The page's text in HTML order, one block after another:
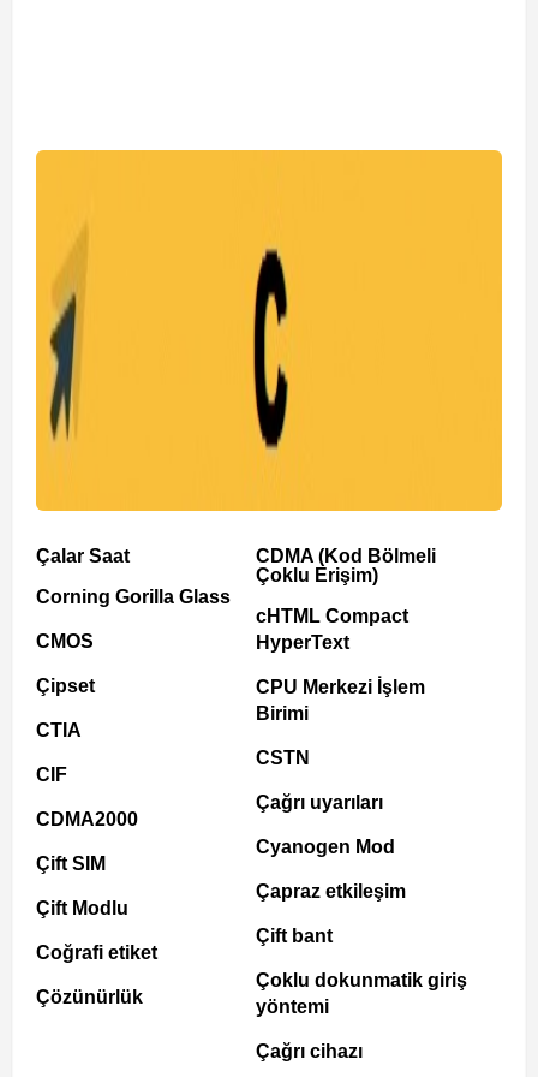
Çalar Saat
Corning Gorilla Glass
CMOS
Çipset
CTIA
CIF
CDMA2000
Çift SIM
Çift Modlu
Coğrafi etiket
Çözünürlük
CDMA (Kod Bölmeli
Çoklu Erişim)
cHTML Compact
HyperText
CPU Merkezi İşlem
Birimi
CSTN
Çağrı uyarıları
Cyanogen Mod
Çapraz etkileşim
Çift bant
Çoklu dokunmatik giriş
yöntemi
Çağrı cihazı